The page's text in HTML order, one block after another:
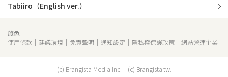
Tabiiro（English ver.）
旅色
使用條款
建議環境 免責聲明 通知設定 隱私權保護政策 網站營運企業
(c) Brangista Media Inc. (c) Brangista.tw.